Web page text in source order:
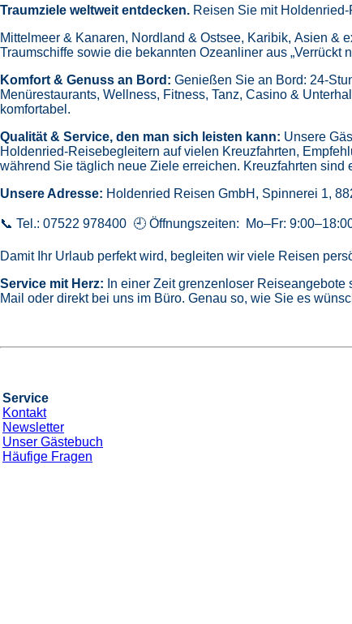
Traumziele weltweit entdecken. Reisen Sie mit
Mittelmeer & Kanaren, Nordland & Ostsee, Karibik, Asien &
Traumschiffe sowie die bekannten Ozeanliner aus „Verrückt
Komfort & Genuss an Bord: Genießen Sie an Bord: 24-
Menürestaurants, Wellness, Fitness, Tanz, Casino &
komfortabel.
Qualität & Service, den man sich leisten kann: Unsere
Holdenried-Reisebegleitern auf vielen Kreuzfahrten,
während Sie täglich neue Ziele erreichen. Kreuzfahrten sind
Unsere Adresse: Holdenried Reisen GmbH, Spinnerei 1,
📞 Tel.: 07522 978400 🕘 Öffnungszeiten: Mo–Fr:
Damit Ihr Urlaub perfekt wird, begleiten wir viele Reisen
Service mit Herz: In einer Zeit grenzenloser
Mail oder direkt bei uns im Büro. Genau so, wie Sie es
Service
Kontakt
Newsletter
Unser Gästebuch
Häufige Fragen